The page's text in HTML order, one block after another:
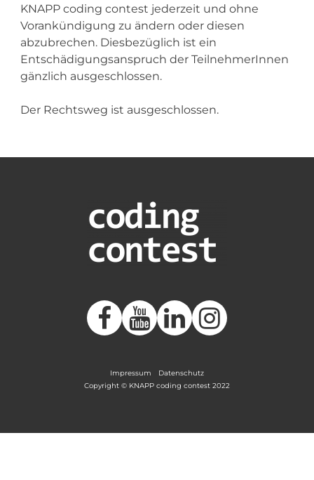
KNAPP coding contest jederzeit und ohne
Vorankündigung zu ändern oder diesen
abzubrechen. Diesbezüglich ist ein
Entschädigungsanspruch der TeilnehmerInnen
gänzlich ausgeschlossen.
Der Rechtsweg ist ausgeschlossen.
Impressum
Datenschutz
Copyright © KNAPP coding contest 2022